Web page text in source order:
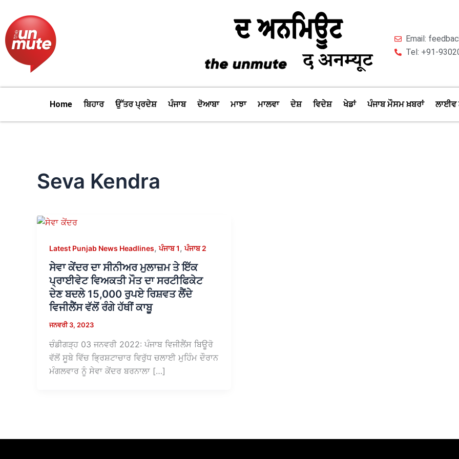
content
Email:
Tel: +91-
Home ਬਿਹਾਰ ਉੱਤਰ ਪ੍ਰਦੇਸ਼ ਪੰਜਾਬ ਦੋਆਬਾ ਮਾਝਾ ਮਾਲਵਾ ਦੇਸ਼ ਵਿਦੇਸ਼ ਖੇਡਾਂ ਪੰਜਾਬ ਮੌਸਮ ਖ਼ਬਰਾਂ ਲਾਈਵ
Seva Kendra
Latest Punjab News Headlines,ਪੰਜਾਬ 1,ਪੰਜਾਬ 2
ਸੇਵਾ ਕੇਂਦਰ ਦਾ ਸੀਨੀਅਰ ਮੁਲਾਜ਼ਮ ਤੇ ਇੱਕ
ਪ੍ਰਾਈਵੇਟ ਵਿਅਕਤੀ ਮੌਤ ਦਾ ਸਰਟੀਫਿਕੇਟ
ਦੇਣ ਬਦਲੇ 15,000 ਰੁਪਏ ਰਿਸ਼ਵਤ ਲੈਂਦੇ
ਵਿਜੀਲੈਂਸ ਵੱਲੋਂ ਰੰਗੇ ਹੱਥੀਂ ਕਾਬੂ
ਜਨਵਰੀ 3, 2023
ਚੰਡੀਗੜ੍ਹ 03 ਜਨਵਰੀ 2022: ਪੰਜਾਬ ਵਿਜੀਲੈਂਸ ਬਿਊਰੋ
ਵੱਲੋਂ ਸੂਬੇ ਵਿੱਚ ਭ੍ਰਿਸ਼ਟਾਚਾਰ ਵਿਰੁੱਧ ਚਲਾਈ ਮੁਹਿੰਮ ਦੌਰਾਨ
ਮੰਗਲਵਾਰ ਨੂੰ ਸੇਵਾ ਕੇਂਦਰ ਬਰਨਾਲਾ […]